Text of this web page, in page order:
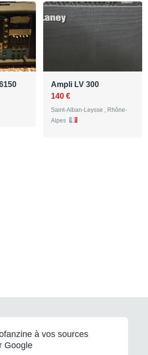
Ampli LV 300
140 €
Saint-Alban-Leysse , Rhône-
Alpes
à vos sources
Google